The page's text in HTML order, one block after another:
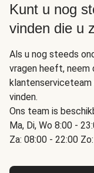
Kunt u nog
vinden die u
Als u nog steeds
vragen heeft,
klantenserviceteam
vinden.
Ons team is
Ma, Di, Wo 8:00 -
Za: 08:00 - 22:00